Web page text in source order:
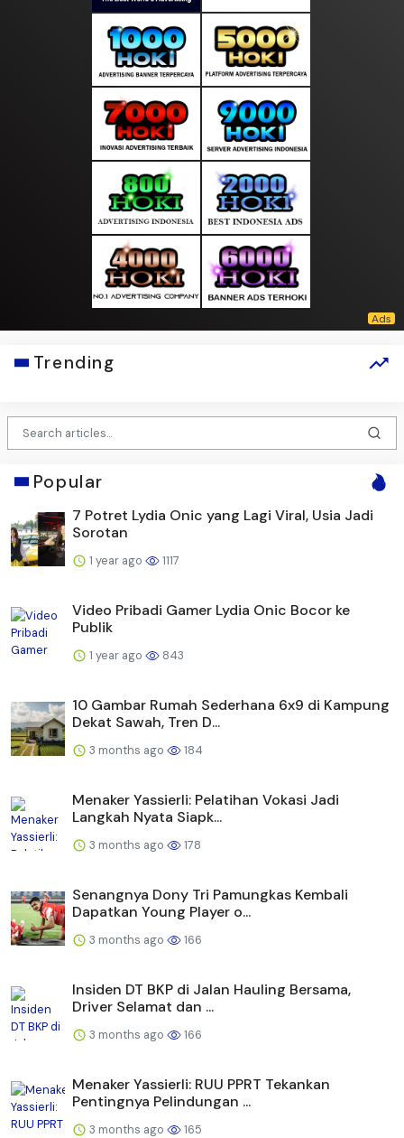
Trending
Popular
7 Potret Lydia Onic yang Lagi Viral, Usia Jadi
Sorotan
1 year ago 1117
Video Pribadi Gamer Lydia Onic Bocor ke
Publik
1 year ago 843
10 Gambar Rumah Sederhana 6x9 di Kampung
Dekat Sawah, Tren D...
3 months ago 184
Menaker Yassierli: Pelatihan Vokasi Jadi
Langkah Nyata Siapk...
3 months ago 178
Senangnya Dony Tri Pamungkas Kembali
Dapatkan Young Player o...
3 months ago 166
Insiden DT BKP di Jalan Hauling Bersama,
Driver Selamat dan ...
3 months ago 166
Menaker Yassierli: RUU PPRT Tekankan
Pentingnya Pelindungan ...
3 months ago 165